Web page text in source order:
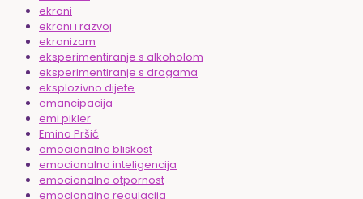
ekrani
ekrani i razvoj
ekranizam
eksperimentiranje s alkoholom
eksperimentiranje s drogama
eksplozivno dijete
emancipacija
emi pikler
Emina Pršić
emocionalna bliskost
emocionalna inteligencija
emocionalna otpornost
emocionalna regulacija